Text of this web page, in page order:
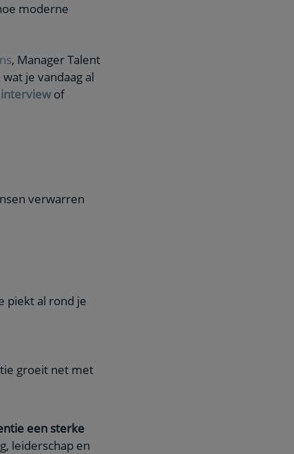
moderne
, Manager Talent
je vandaag al
interview of
verwarren
piekt al rond je
groeit net met
een sterke
leiderschap en